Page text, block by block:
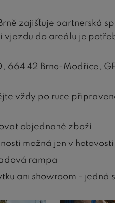
zajišťuje partnerská
vjezdu do areálu je
664 42 Brno-Modřice,
vždy po ruce
objednané zboží
možná jen v
rampa
ani showroom - jedná